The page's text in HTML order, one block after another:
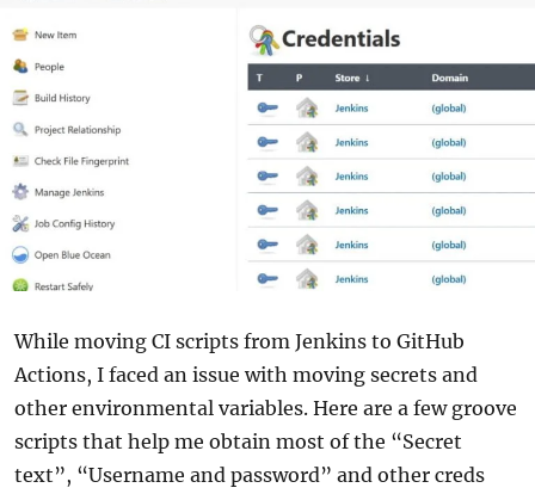
While moving CI scripts from Jenkins to GitHub
Actions, I faced an issue with moving secrets and
other environmental variables. Here are a few groove
scripts that help me obtain most of the “Secret
text”, “Username and password” and other creds